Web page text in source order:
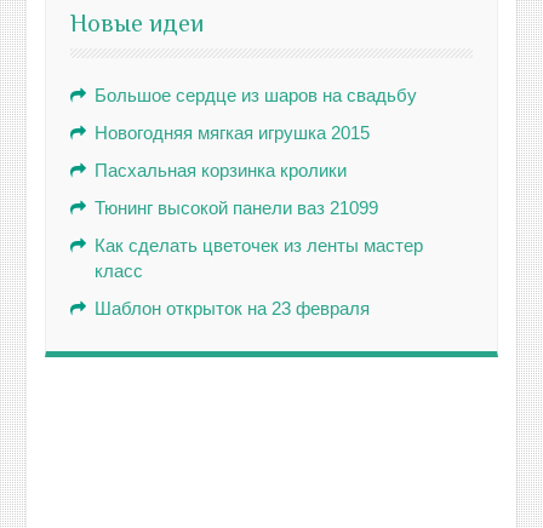
Новые идеи
Большое сердце из шаров на свадьбу
Новогодняя мягкая игрушка 2015
Пасхальная корзинка кролики
Тюнинг высокой панели ваз 21099
Как сделать цветочек из ленты мастер
класс
Шаблон открыток на 23 февраля